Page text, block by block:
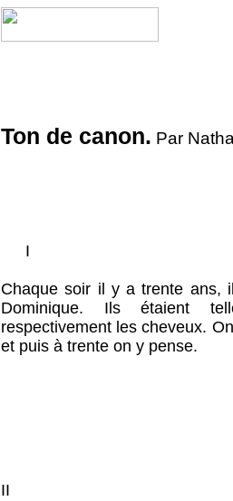
Ton de canon. Par
I
Chaque soir il y a trente ans,
Dominique. Ils étaient
respectivement les cheveux.
et puis à trente on y pense.
II